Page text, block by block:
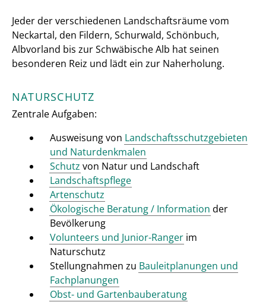
Jeder der verschiedenen Landschaftsräume vom
Neckartal, den Fildern, Schurwald, Schönbuch,
Albvorland bis zur Schwäbische Alb hat seinen
besonderen Reiz und lädt ein zur Naherholung.
NATURSCHUTZ
Zentrale Aufgaben:
Ausweisung von Landschaftsschutzgebieten
und Naturdenkmalen
Schutz von Natur und Landschaft
Landschaftspflege
Artenschutz
Ökologische Beratung / Information der
Bevölkerung
Volunteers und Junior-Ranger im
Naturschutz
Stellungnahmen zu Bauleitplanungen und
Fachplanungen
Obst- und Gartenbauberatung